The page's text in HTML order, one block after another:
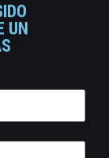
UN